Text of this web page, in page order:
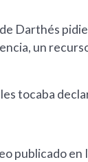
Darthés
un
tocaba
publicado